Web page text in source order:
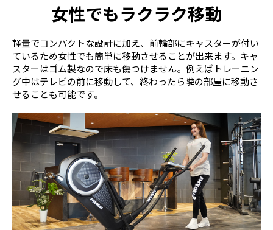
女性でもラクラク移動
軽量でコンパクトな設計に加え、前輪部にキャスターが付い
ているため女性でも簡単に移動させることが出来ます。キャ
スターはゴム製なので床も傷つけません。例えばトレーニン
グ中はテレビの前に移動して、終わったら隣の部屋に移動さ
せることも可能です。